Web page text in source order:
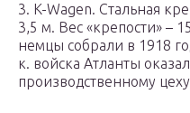
3. K-Wagen. Стальная
3,5 м. Вес «крепости» –
немцы собрали в 1918
к. войска Атланты
производственному